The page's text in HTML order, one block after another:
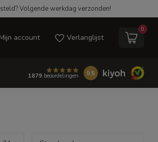
Volgende werkdag verzonden!
Mijn account Verlanglijst
0
1879 beoordelingen 9.5